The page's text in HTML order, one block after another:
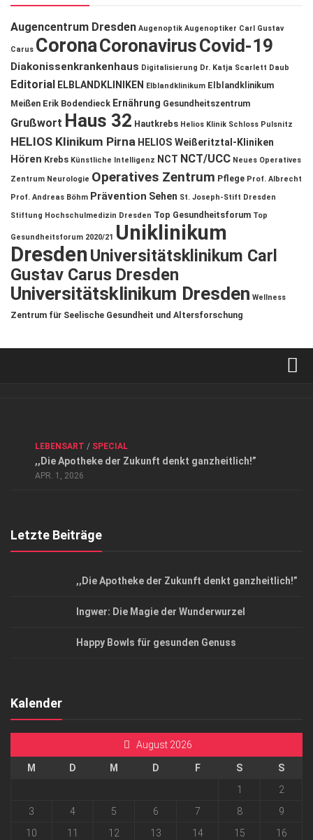
Augencentrum Dresden Augenoptik Augenoptiker Carl Gustav
Carus CoronaCoronavirusCovid-19
Diakonissenkrankenhaus Digitalisierung Dr. Katja Scarlett Daub
Editorial ELBLANDKLINIKEN Elblandklinikum Elblandklinikum
Meißen Erik Bodendieck Ernährung Gesundheitszentrum
Grußwort Haus 32 Hautkrebs Helios Klinik Schloss Pulsnitz
HELIOS Klinikum Pirna HELIOS Weißeritztal-Kliniken
Hören Krebs Künstliche Intelligenz NCT NCT/UCC Neues Operatives
Zentrum Neurologie Operatives Zentrum Pflege Prof. Albrecht
Prof. Andreas Böhm Prävention Sehen St. Joseph-Stift Dresden
Stiftung Hochschulmedizin Dresden Top Gesundheitsforum Top
Gesundheitsforum 2020/21 Uniklinikum
DresdenUniversitätsklinikum Carl
Gustav Carus Dresden
Universitätsklinikum Dresden Wellness
Zentrum für Seelische Gesundheit und Altersforschung
Datenschutzerklärung
Top Magazin Dresden / Ostsachsen
LEBENSART / SPECIAL
,,Die Apotheke der Zukunft denkt ganzheitlich!”
APR. 1, 2026
Letzte Beiträge
,,Die Apotheke der Zukunft denkt ganzheitlich!”
Ingwer: Die Magie der Wunderwurzel
Happy Bowls für gesunden Genuss
Kalender
August 2026
M D M D F S
S
1
2
3
4 5 6 7 8
9
10
11 12 13 14 15 16